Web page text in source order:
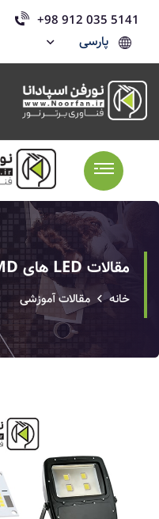
+98 912 035 5141
پارسی
مقالات LED های SMD
خانه مقالات آموزشی